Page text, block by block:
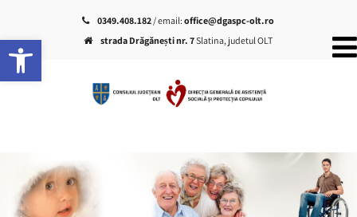
Deschide bara de unelte
0349.408.182/ email:office@dgaspc-olt.ro
strada Drăgănești nr. 7Slatina, judetul OLT